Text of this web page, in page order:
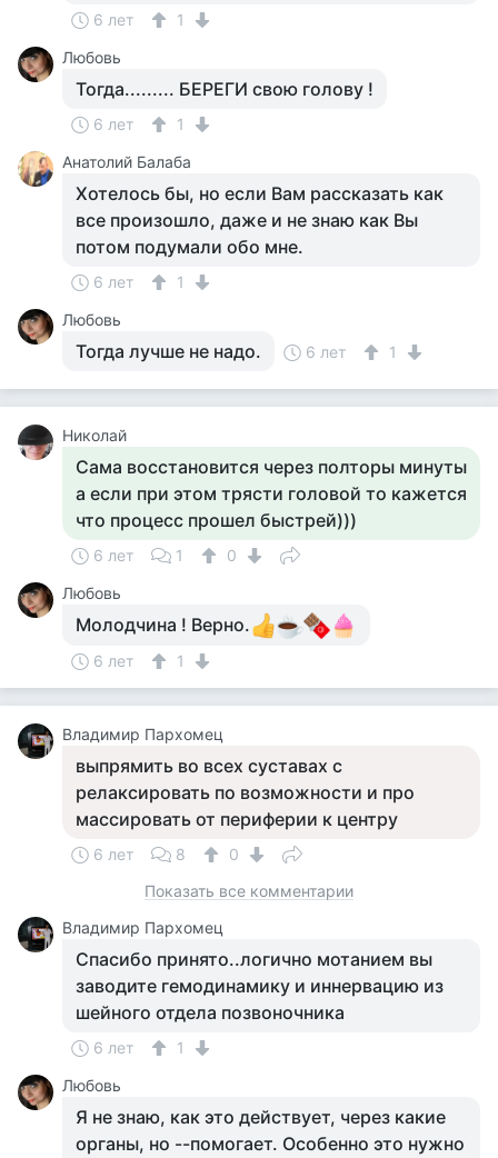
6 лет
1
Любовь
Тогда......... БЕРЕГИ свою голову !
6 лет
1
Анатолий Балаба
Хотелось бы, но если Вам рассказать как
все произошло, даже и не знаю как Вы
потом подумали обо мне.
6 лет
1
Любовь
Тогда лучше не надо. 6 лет 1
Николай
Сама восстановится через полторы минуты
а если при этом трясти головой то кажется
что процесс прошел быстрей)))
6 лет 1
0
Любовь
Молодчина ! Верно.
6 лет 1
Владимир Пархомец
выпрямить во всех суставах с
релаксировать по возможности и про
массировать от периферии к центру
6 лет 8
0
Показать все комментарии
Владимир Пархомец
Спасибо принято..логично мотанием вы
заводите гемодинамику и иннервацию из
шейного отдела позвоночника
6 лет
1
Любовь
Я не знаю, как это действует, через какие
органы, но --помогает. Особенно это нужно